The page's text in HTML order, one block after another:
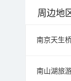
周边地
南山湖旅